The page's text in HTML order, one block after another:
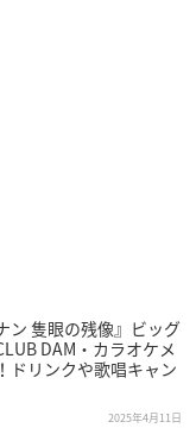
ン 隻眼の残像』ビッグ
DAM・カラオケメ
ドリンクや歌唱キャン
2025年4月11日